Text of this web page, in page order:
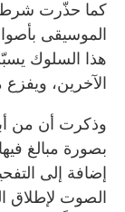
كما حذّرت
الموسيقى
هذا السلوك
الآخرين،
وذكرت أن من
بصورة مبالغ
إضافة إلى
الصوت لإطلاق